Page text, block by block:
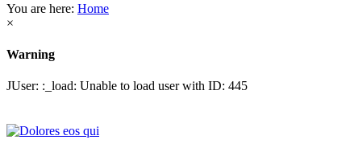
You are here: Home
×
Warning
JUser: :_load: Unable to load user with ID: 445